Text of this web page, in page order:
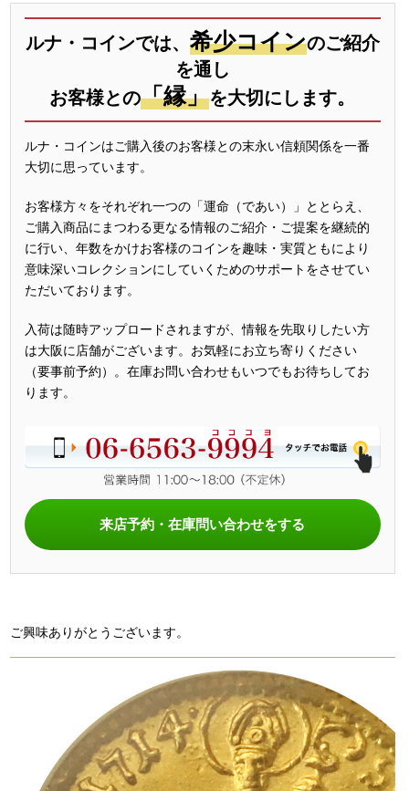
ルナ・コインでは、 希少コインのご紹介
を通し
お客様との「縁」を大切にします。
ルナ・コインはご購入後のお客様との末永い信頼関係を一番
大切に思っています。
お客様方々をそれぞれ一つの「運命（であい）」ととらえ、
ご購入商品にまつわる更なる情報のご紹介・ご提案を継続的
に行い、年数をかけお客様のコインを趣味・実質ともにより
意味深いコレクションにしていくためのサポートをさせてい
ただいております。
入荷は随時アップロードされますが、情報を先取りしたい方
は大阪に店舗がございます。お気軽にお立ち寄りください
（要事前予約）。在庫お問い合わせもいつでもお待ちしてお
ります。
来店予約・在庫問い合わせをする
ご興味ありがとうございます。